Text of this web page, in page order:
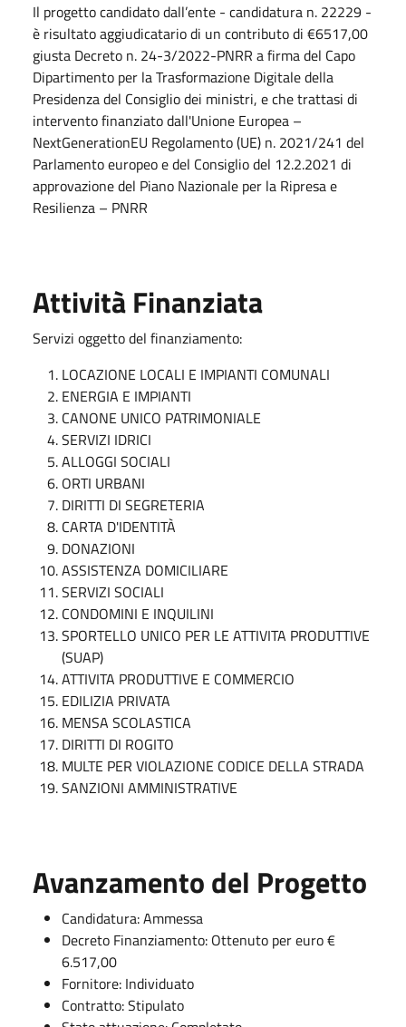
Il progetto candidato dall’ente - candidatura n. 22229 -
è risultato aggiudicatario di un contributo di €6517,00
giusta Decreto n. 24-3/2022-PNRR a firma del Capo
Dipartimento per la Trasformazione Digitale della
Presidenza del Consiglio dei ministri, e che trattasi di
intervento finanziato dall'Unione Europea –
NextGenerationEU Regolamento (UE) n. 2021/241 del
Parlamento europeo e del Consiglio del 12.2.2021 di
approvazione del Piano Nazionale per la Ripresa e
Resilienza – PNRR
Attività Finanziata
Servizi oggetto del finanziamento:
LOCAZIONE LOCALI E IMPIANTI COMUNALI
ENERGIA E IMPIANTI
CANONE UNICO PATRIMONIALE
SERVIZI IDRICI
ALLOGGI SOCIALI
ORTI URBANI
DIRITTI DI SEGRETERIA
CARTA D'IDENTITÀ
DONAZIONI
ASSISTENZA DOMICILIARE
SERVIZI SOCIALI
CONDOMINI E INQUILINI
SPORTELLO UNICO PER LE ATTIVITA PRODUTTIVE
(SUAP)
ATTIVITA PRODUTTIVE E COMMERCIO
EDILIZIA PRIVATA
MENSA SCOLASTICA
DIRITTI DI ROGITO
MULTE PER VIOLAZIONE CODICE DELLA STRADA
SANZIONI AMMINISTRATIVE
Avanzamento del Progetto
Candidatura: Ammessa
Decreto Finanziamento: Ottenuto per euro €
6.517,00
Fornitore: Individuato
Contratto: Stipulato